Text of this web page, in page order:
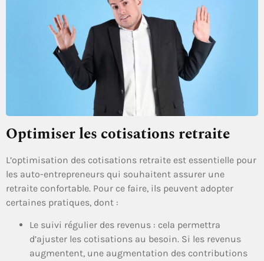
Optimiser les cotisations retraite
L’optimisation des cotisations retraite est essentielle pour
les auto-entrepreneurs qui souhaitent assurer une
retraite confortable. Pour ce faire, ils peuvent adopter
certaines pratiques, dont :
Le suivi régulier des revenus : cela permettra
d’ajuster les cotisations au besoin. Si les revenus
augmentent, une augmentation des contributions